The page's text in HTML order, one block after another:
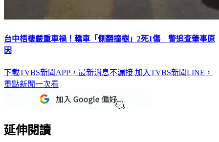
台中梧棲嚴重車禍！轎車「側翻撞樹」2死1傷 警追查肇事原
因
下載TVBS新聞APP，最新消息不漏接 加入TVBS新聞LINE，
重點新聞一次看
延伸閱讀